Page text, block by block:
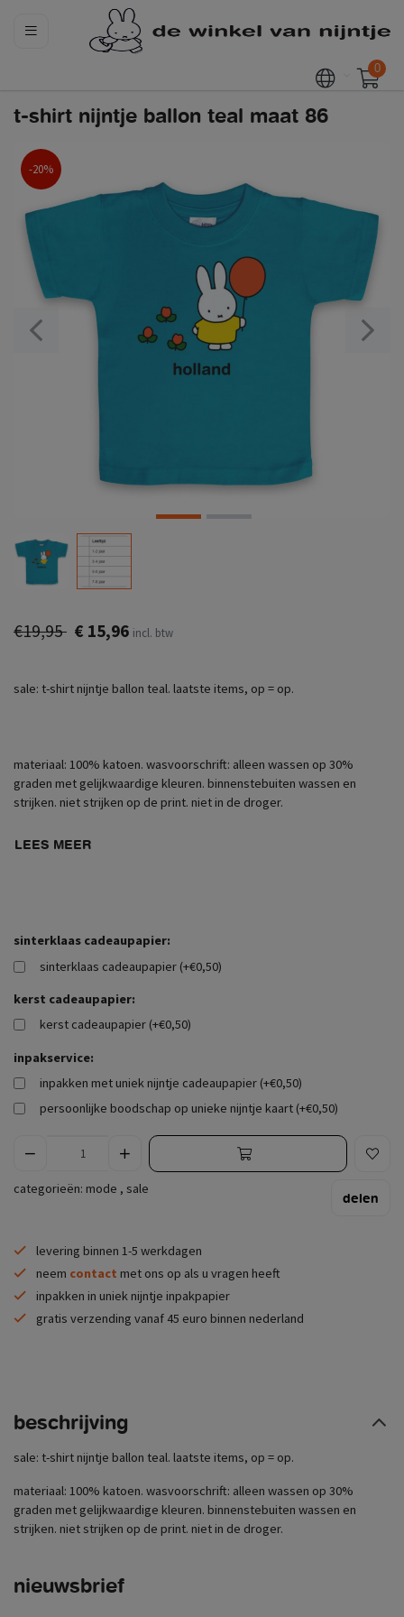
0
t-shirt nijntje ballon teal maat 86
-20%
€19,95 € 15,96 incl. btw
sale: t-shirt nijntje ballon teal. laatste items, op = op.
materiaal: 100% katoen. wasvoorschrift: alleen wassen op 30%
graden met gelijkwaardige kleuren. binnenstebuiten wassen en
strijken. niet strijken op de print. niet in de droger.
LEES MEER
sinterklaas cadeaupapier:
sinterklaas cadeaupapier (+€0,50)
kerst cadeaupapier:
kerst cadeaupapier (+€0,50)
inpakservice:
inpakken met uniek nijntje cadeaupapier (+€0,50)
persoonlijke boodschap op unieke nijntje kaart (+€0,50)
categorieën: mode , sale
delen
levering binnen 1-5 werkdagen
neem contact met ons op als u vragen heeft
inpakken in uniek nijntje inpakpapier
gratis verzending vanaf 45 euro binnen nederland
beschrijving
sale: t-shirt nijntje ballon teal. laatste items, op = op.
materiaal: 100% katoen. wasvoorschrift: alleen wassen op 30%
graden met gelijkwaardige kleuren. binnenstebuiten wassen en
strijken. niet strijken op de print. niet in de droger.
nieuwsbrief